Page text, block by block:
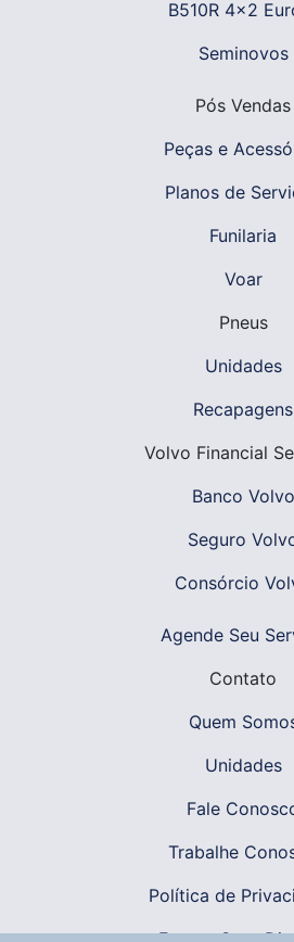
B510R 4x2
Seminovos
Pós Vendas
Peças e
Planos de
Funilaria
Voar
Pneus
Unidades
Recapagens
Volvo Financial
Banco Volvo
Seguro
Consórcio
Agende Seu
Contato
Quem
Unidades
Fale
Trabalhe
Política de